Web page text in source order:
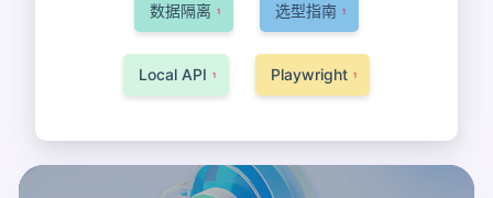
数据隔离 1 选型指南 1
Local API 1 Playwright 1